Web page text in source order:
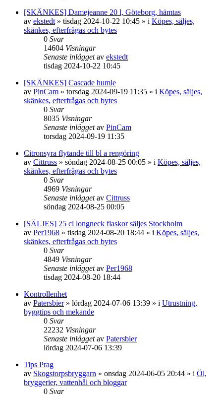
[SKÄNKES] Damejeanne 20 l, Göteborg, hämtas
av ekstedt » tisdag 2024-10-22 10:45 » i Köpes, säljes,
skänkes, efterfrågas och bytes
0 Svar
14604 Visningar
Senaste inläggetav ekstedt
tisdag 2024-10-22 10:45
[SKÄNKES] Cascade humle
av PinCam » torsdag 2024-09-19 11:35 » i Köpes, säljes,
skänkes, efterfrågas och bytes
0 Svar
8035 Visningar
Senaste inläggetav PinCam
torsdag 2024-09-19 11:35
Citronsyra flytande till bl a rengöring
av Cittruss » söndag 2024-08-25 00:05 » i Köpes, säljes,
skänkes, efterfrågas och bytes
0 Svar
4969 Visningar
Senaste inläggetav Cittruss
söndag 2024-08-25 00:05
[SÄLJES] 25 cl longneck flaskor säljes Stockholm
av Per1968 » tisdag 2024-08-20 18:44 » i Köpes, säljes,
skänkes, efterfrågas och bytes
0 Svar
4849 Visningar
Senaste inläggetav Per1968
tisdag 2024-08-20 18:44
Kontrollenhet
av Patersbier» lördag 2024-07-06 13:39 » i Utrustning,
byggtips och mekande
0 Svar
22232 Visningar
Senaste inläggetav Patersbier
lördag 2024-07-06 13:39
Tips Prag
av Skogstorpsbryggarn » onsdag 2024-06-05 20:44 » i Öl,
bryggerier, vattenhål och bloggar
0 Svar